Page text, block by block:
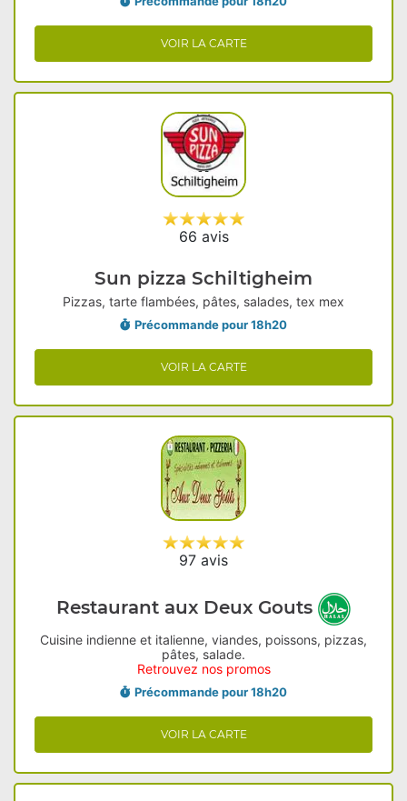
VOIR LA CARTE
66 avis
Sun pizza Schiltigheim
Pizzas, tarte flambées, pâtes, salades, tex mex
Précommande pour 18h20
VOIR LA CARTE
97 avis
Restaurant aux Deux Gouts
Cuisine indienne et italienne, viandes, poissons, pizzas,
pâtes, salade.
Retrouvez nos promos
Précommande pour 18h20
VOIR LA CARTE